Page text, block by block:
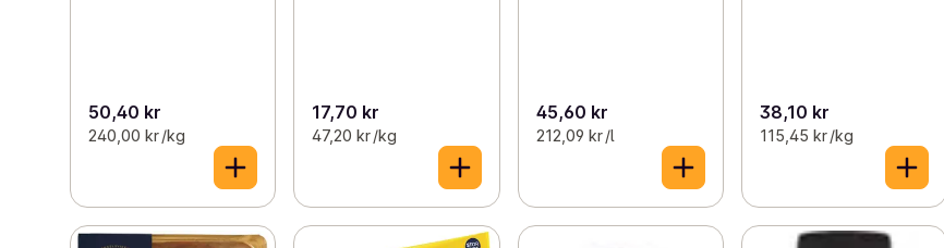
50,40 kr
240,00 kr /kg
17,70 kr
47,20 kr /kg
45,60 kr
212,09 kr /l
38,10 kr
115,45 kr /kg